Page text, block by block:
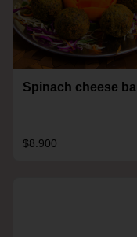
Spinach cheese ball
$8.900